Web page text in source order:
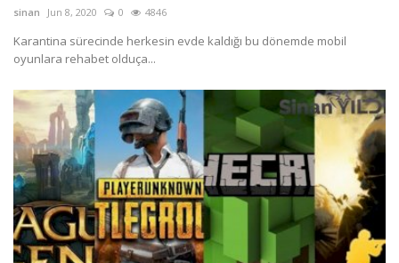
sinan Jun 8, 2020 0 4846
Karantina sürecinde herkesin evde kaldığı bu dönemde mobil
oyunlara rehabet olduça...